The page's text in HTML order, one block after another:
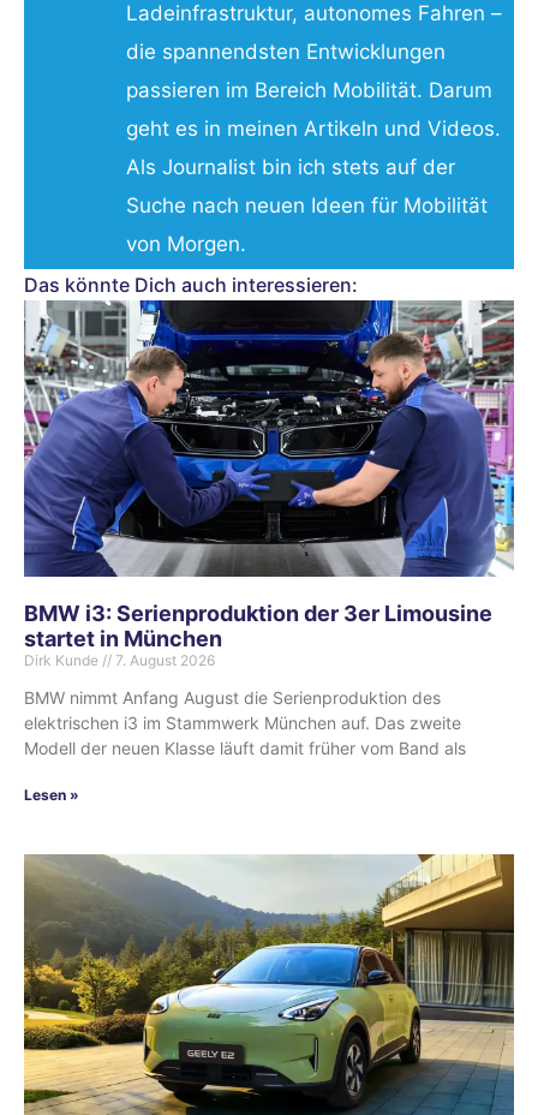
Ladeinfrastruktur, autonomes Fahren –
die spannendsten Entwicklungen
passieren im Bereich Mobilität. Darum
geht es in meinen Artikeln und Videos.
Als Journalist bin ich stets auf der
Suche nach neuen Ideen für Mobilität
von Morgen.
Das könnte Dich auch interessieren:
BMW i3: Serienproduktion der 3er Limousine
startet in München
Dirk Kunde 7. August 2026
BMW nimmt Anfang August die Serienproduktion des
elektrischen i3 im Stammwerk München auf. Das zweite
Modell der neuen Klasse läuft damit früher vom Band als
Lesen »